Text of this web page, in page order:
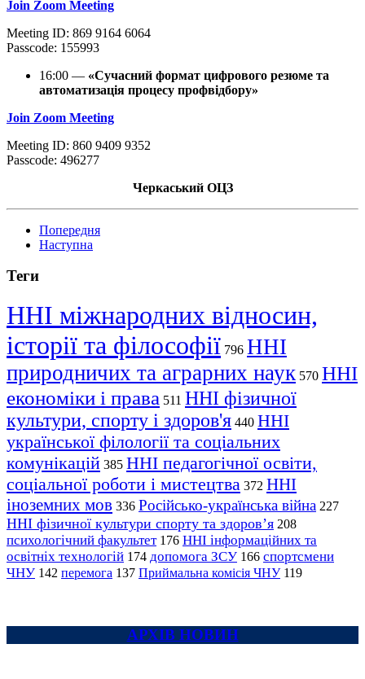
Join Zoom Meeting
Meeting ID: 869 9164 6064
Passcode: 155993
16:00 — «Сучасний формат цифрового резюме та
автоматизація процесу профвідбору»
Join Zoom Meeting
Meeting ID: 860 9409 9352
Passcode: 496277
Черкаський ОЦЗ
Попередня
Наступна
Теги
ННІ міжнародних відносин,
історії та філософії 796 ННІ
природничих та аграрних наук 570 ННІ
економіки і права 511 ННІ фізичної
культури, спорту і здоров'я 440 ННІ
української філології та соціальних
комунікацій 385 ННІ педагогічної освіти,
соціальної роботи і мистецтва 372 ННІ
іноземних мов 336 Російсько-українська війна 227
ННІ фізичної культури спорту та здоров’я 208
психологічний факультет 176 ННІ інформаційних та
освітніх технологій 174 допомога ЗСУ 166 спортсмени
ЧНУ 142 перемога 137 Приймальна комісія ЧНУ 119
АРХІВ НОВИН